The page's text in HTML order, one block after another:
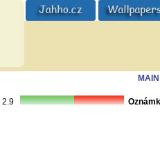
MAIN
2.9